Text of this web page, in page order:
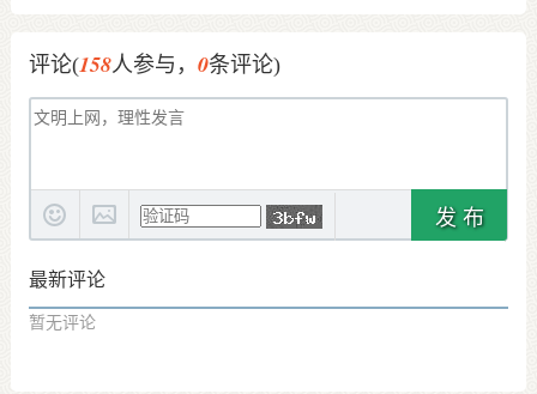
评论(158人参与， 0条评论)
发 布
最新评论
暂无评论